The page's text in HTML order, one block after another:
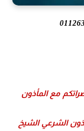
مع المأذون
الشرعي الشيخ